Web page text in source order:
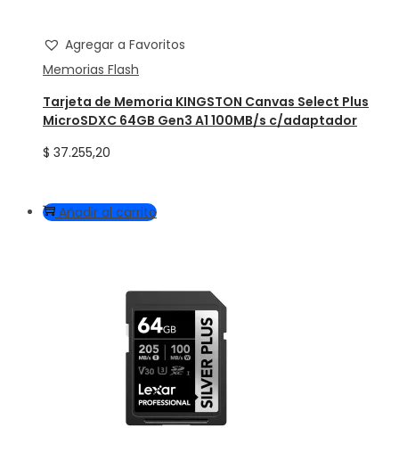
Agregar a Favoritos
Memorias Flash
Tarjeta de Memoria KINGSTON Canvas Select Plus
MicroSDXC 64GB Gen3 A1 100MB/s c/adaptador
$ 37.255,20
Añadir al carrito